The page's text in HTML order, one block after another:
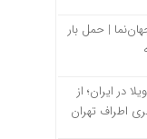
| حمل بار
در ایران؛ از
اطراف تهران